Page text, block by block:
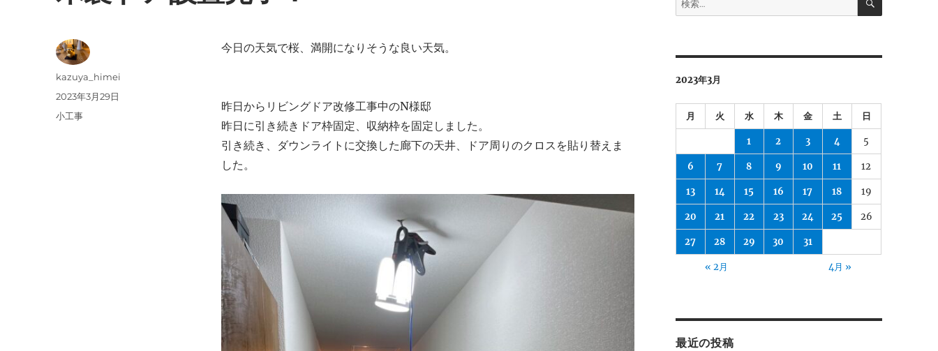
今日の天気で桜、満開になりそうな良い天気。
昨日からリビングドア改修工事中のN様邸
昨日に引き続きドア枠固定、収納枠を固定しました。
引き続き、ダウンライトに交換した廊下の天井、ドア周りのクロスを貼り替えま
した。
投
稿
kazuya_himei
投
稿
2023年3月29日
カ
小工事
索:
2023年3月
月 火 水 木 金 土 日
1 2 3 4 5
6 7 8 9 10 11 12
13 14 15 16 17 18 19
20 21 22 23 24 25 26
27 28 29 30 31
« 2月 4月 »
最近の投稿